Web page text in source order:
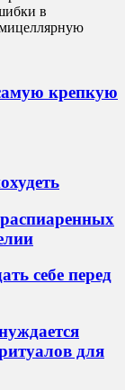
в
крепкую
себе перед
для